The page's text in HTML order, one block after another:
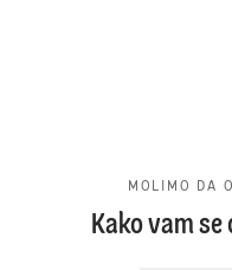
MOLIMO DA
Kako vam